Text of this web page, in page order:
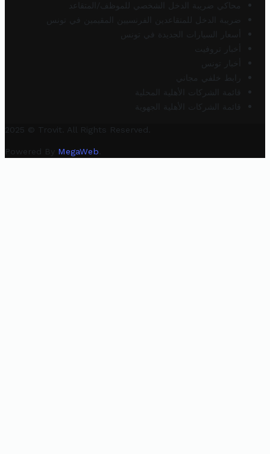
محاكي ضريبة الدخل الشخصي للموظف/المتقاعد
ضريبة الدخل للمتقاعدين الفرنسيين المقيمين في تونس
أسعار السيارات الجديدة في تونس
أخبار تروفيت
أخبار تونس
رابط خلفي مجاني
قائمة الشركات الأهلية المحلية
قائمة الشركات الأهلية الجهوية
2025 © Trovit. All Rights Reserved.
Powered By MegaWeb